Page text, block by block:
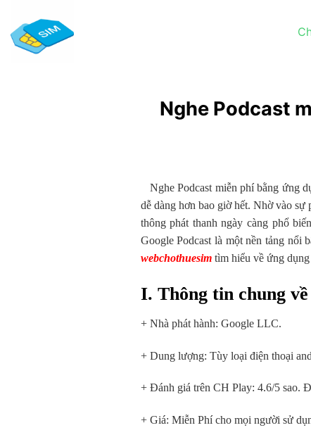
đến
nội
Nghe Podcast
Nghe Podcast miễn phí bằng ứng
dễ dàng hơn bao giờ hết. Nhờ vào
thông phát thanh ngày càng phổ
Google Podcast là một nền tảng nổi
webchothuesimtìm hiểu về ứng dụng
I. Thông tin chung
+ Nhà phát hành: Google LLC.
+ Dung lượng: Tùy loại điện thoại
+ Đánh giá trên CH Play: 4.6/5 sao.
+ Giá: Miễn Phí cho mọi người sử